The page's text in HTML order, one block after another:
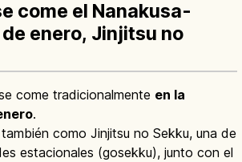
come el Nanakusa-
de enero, Jinjitsu no
come tradicionalmente en la
.
como Jinjitsu no Sekku, una de
estacionales (gosekku), junto con el